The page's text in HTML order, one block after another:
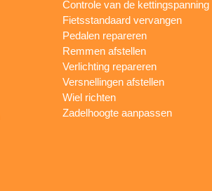
Controle van de kettingspanning
Fietsstandaard vervangen
Pedalen repareren
Remmen afstellen
Verlichting repareren
Versnellingen afstellen
Wiel richten
Zadelhoogte aanpassen